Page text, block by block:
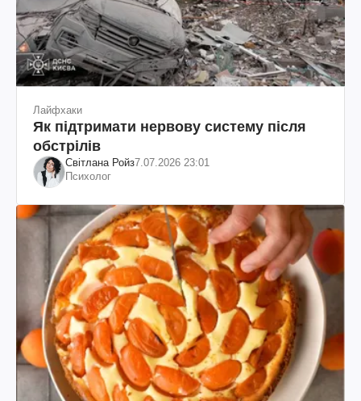
Лайфхаки
Як підтримати нервову систему після
обстрілів
Світлана Ройз7.07.2026 23:01
Психолог